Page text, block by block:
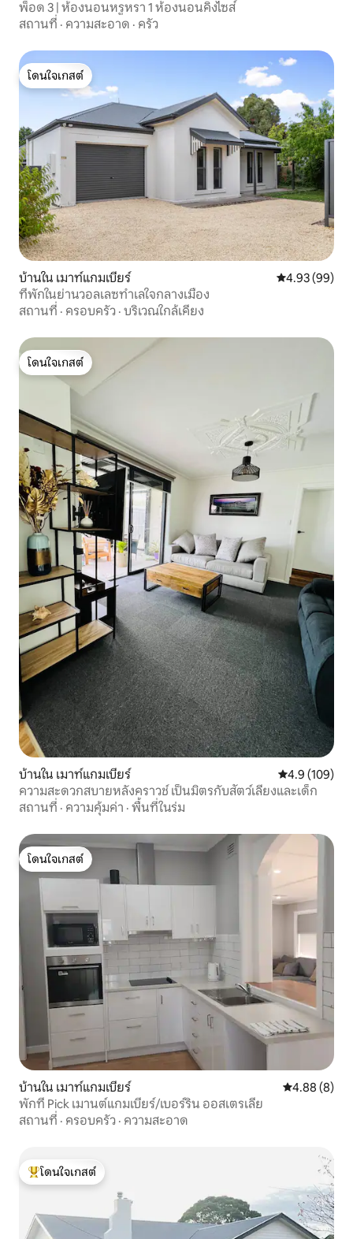
พ็อด 3 | ห้องนอนหรูหรา 1 ห้องนอนคิงไซส์
สถานที่ · ความสะอาด · ครัว
โดนใจเกสต์
โดนใจเกสต์
บ้านใน เมาท์แกมเบียร์ คะแนนเฉลี่ย
4.93 (99)
ที่พักในย่านวอลเลซทำเลใจกลางเมือง
สถานที่ · ครอบครัว · บริเวณใกล้เคียง
โดนใจเกสต์
โดนใจเกสต์
บ้านใน เมาท์แกมเบียร์ คะแนนเฉลี่ย
4.9 (109)
ความสะดวกสบายหลังคราวช์ เป็นมิตรกับสัตว์เลี้ยงและเด็ก
สถานที่ · ความคุ้มค่า · พื้นที่ในร่ม
โดนใจเกสต์
โดนใจเกสต์
บ้านใน เมาท์แกมเบียร์ คะแนนเฉลี่ย
4.88 (8)
พักที่ Pick เมานต์แกมเบียร์/เบอร์ริน ออสเตรเลีย
สถานที่ · ครอบครัว · ความสะอาด
โดนใจเกสต์ที่สุด
โดนใจเกสต์